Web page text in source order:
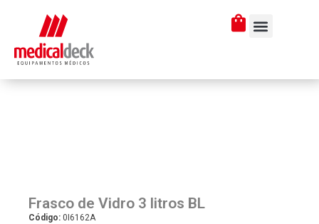
Frasco de Vidro 3 litros BL
Código: 0I6162A